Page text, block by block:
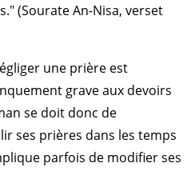
(Sourate An-Nisa, verset
une prière est
grave aux devoirs
se doit donc de
ses prières dans les temps
parfois de modifier ses